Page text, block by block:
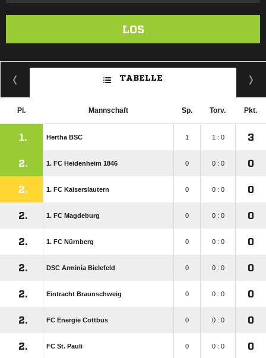
LOS
TABELLE
Pl. Mannschaft Sp. Torv. Pkt.
1. Hertha BSC 1 1 : 0 3
2. 1. FC Heidenheim 1846 0 0 : 0 0
2. 1. FC Kaiserslautern 0 0 : 0 0
2. 1. FC Magdeburg 0 0 : 0 0
2. 1. FC Nürnberg 0 0 : 0 0
2. DSC Arminia Bielefeld 0 0 : 0 0
2. Eintracht Braunschweig 0 0 : 0 0
2. FC Energie Cottbus 0 0 : 0 0
2. FC St. Pauli 0 0 : 0 0